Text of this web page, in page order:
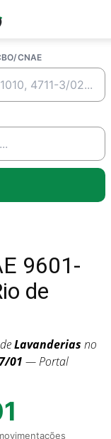
CNAE
9601-
de
Lavanderias no
01 — Portal